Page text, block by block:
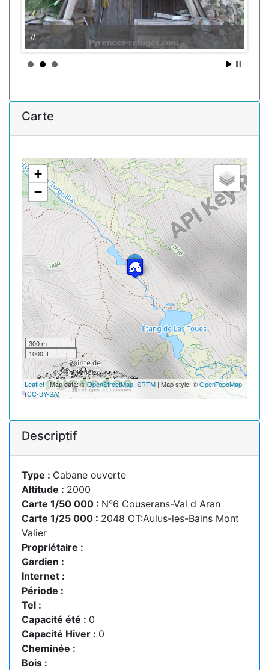
//
Carte
+
−
300 m
1000 ft
Leaflet| Map data: ©OpenStreetMap, SRTM | Map style: ©OpenTopoMap
(CC-BY-SA)
Descriptif
Type : Cabane ouverte
Altitude : 2000
Carte 1/50 000 : N°6 Couserans-Val d Aran
Carte 1/25 000 : 2048 OT:Aulus-les-Bains Mont
Valier
Propriétaire :
Gardien :
Internet :
Période :
Tel :
Capacité été : 0
Capacité Hiver : 0
Cheminée :
Bois :